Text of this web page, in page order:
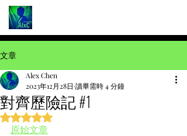
文章
對齊歷險記 #1
Alex Chen
2023年12月28日 讀畢需時 4 分鐘
評等為 NaN（最高為 5 顆星）。
原始文章